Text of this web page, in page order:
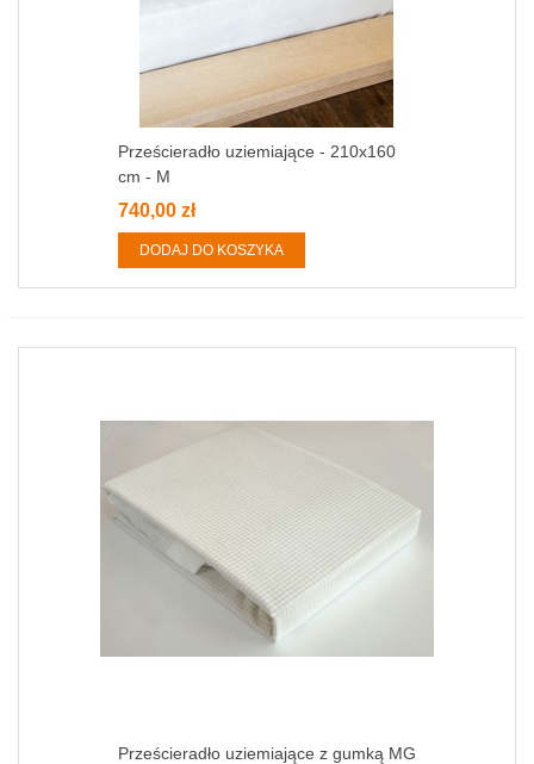
Prześcieradło uziemiające - 210x160
cm - M
740,00 zł
DODAJ DO KOSZYKA
Prześcieradło uziemiające z gumką MG